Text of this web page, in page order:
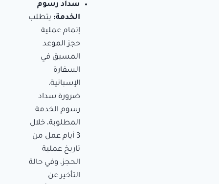
سداد رسوم
الخدمة: يتطلب
إتمام عملية
حجز الموعد
المسبق في
السفارة
الإسبانية،
ضرورة سداد
رسوم الخدمة
المطلوبة، خلال
3 أيام عمل من
تاريخ عملية
الحجز، وفي حالة
التأخير عن